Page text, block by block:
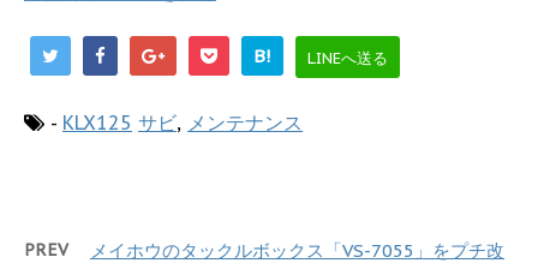
B! LINEへ送る
- KLX125 サビ, メンテナンス
PREV
メイホウのタックルボックス「VS-7055」をプチ改